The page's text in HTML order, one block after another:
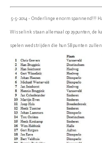
5-5-2014 - Onderlinge enorm spannend!!!
Wisselink staan allemaal op 29 punten, de
spelen wedstrijden die hun SB punten